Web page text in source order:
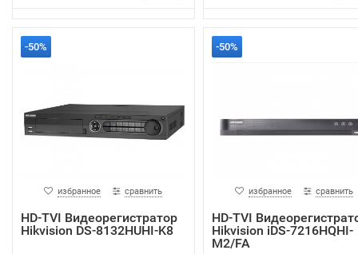
-50%
избранное сравнить
HD-TVI Видеорегистратор
Hikvision DS-8132HUHI-K8
-50%
избранное сравнить
HD-TVI
Hikvision iDS-7216HQHI-
M2/FA